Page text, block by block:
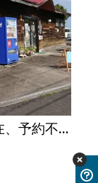
棲真寺山オートキャンプ場【現在、予約不可】